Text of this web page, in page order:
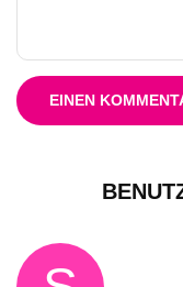
EINEN